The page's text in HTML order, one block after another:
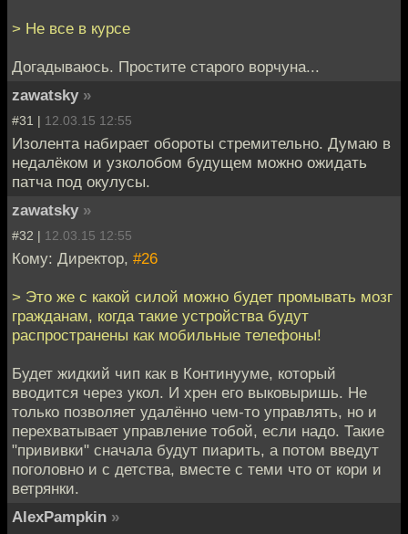
> Не все в курсе
Догадываюсь. Простите старого ворчуна...
zawatsky »
#31 | 12.03.15 12:55
Изолента набирает обороты стремительно. Думаю в
недалёком и узколобом будущем можно ожидать
патча под окулусы.
zawatsky »
#32 | 12.03.15 12:55
Кому: Директор, #26
> Это же с какой силой можно будет промывать мозг
гражданам, когда такие устройства будут
распространены как мобильные телефоны!
Будет жидкий чип как в Континууме, который
вводится через укол. И хрен его выковыришь. Не
только позволяет удалённо чем-то управлять, но и
перехватывает управление тобой, если надо. Такие
"прививки" сначала будут пиарить, а потом введут
поголовно и с детства, вместе с теми что от кори и
ветрянки.
AlexPampkin »